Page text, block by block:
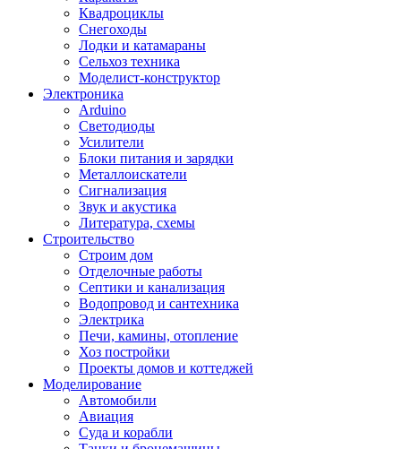
Квадроциклы
Снегоходы
Лодки и катамараны
Сельхоз техника
Моделист-конструктор
Электроника
Arduino
Светодиоды
Усилители
Блоки питания и зарядки
Металлоискатели
Сигнализация
Звук и акустика
Литература, схемы
Строительство
Строим дом
Отделочные работы
Септики и канализация
Водопровод и сантехника
Электрика
Печи, камины, отопление
Хоз постройки
Проекты домов и коттеджей
Моделирование
Автомобили
Авиация
Суда и корабли